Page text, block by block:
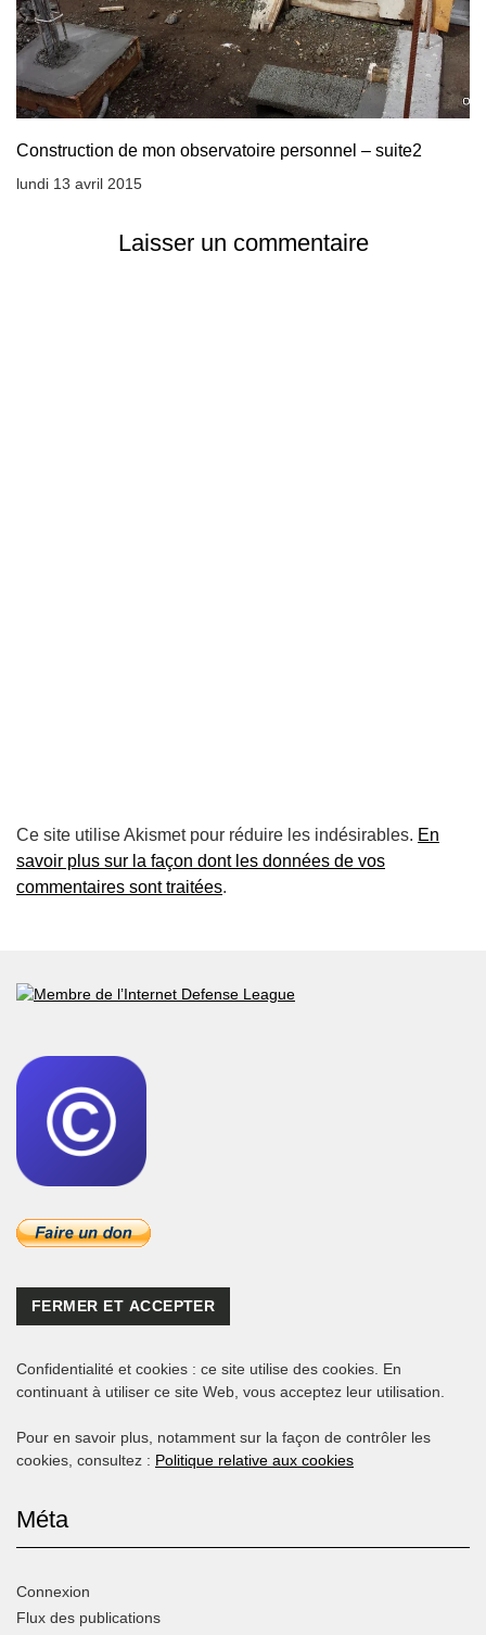
Construction de mon observatoire personnel – suite2
lundi 13 avril 2015
Laisser un commentaire
Ce site utilise Akismet pour réduire les indésirables. En
savoir plus sur la façon dont les données de vos
commentaires sont traitées.
Confidentialité et cookies : ce site utilise des cookies. En
continuant à utiliser ce site Web, vous acceptez leur utilisation.
Pour en savoir plus, notamment sur la façon de contrôler les
cookies, consultez : Politique relative aux cookies
Méta
Connexion
Flux des publications